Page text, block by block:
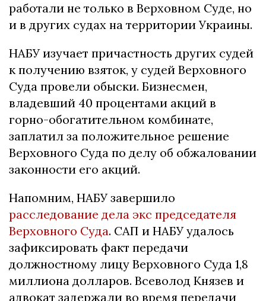
работали не только в Верховном Суде, но
и в других судах на территории Украины.
НАБУ изучает причастность других судей
к получению взяток, у судей Верховного
Суда провели обыски. Бизнесмен,
владевший 40 процентами акций в
горно-обогатительном комбинате,
заплатил за положительное решение
Верховного Суда по делу об обжаловании
законности его акций.
Напомним, НАБУ завершило
расследование дела экс председателя
Верховного Суда. САП и НАБУ удалось
зафиксировать факт передачи
должностному лицу Верховного Суда 1,8
миллиона долларов. Всеволод Князев и
адвокат задержали во время передачи